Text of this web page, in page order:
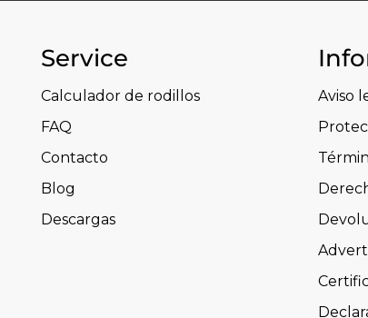
Service
Calculador de rodillos
FAQ
Contacto
Blog
Descargas
Aviso